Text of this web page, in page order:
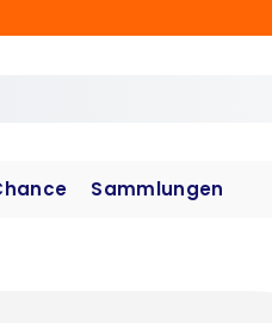
Sammlungen